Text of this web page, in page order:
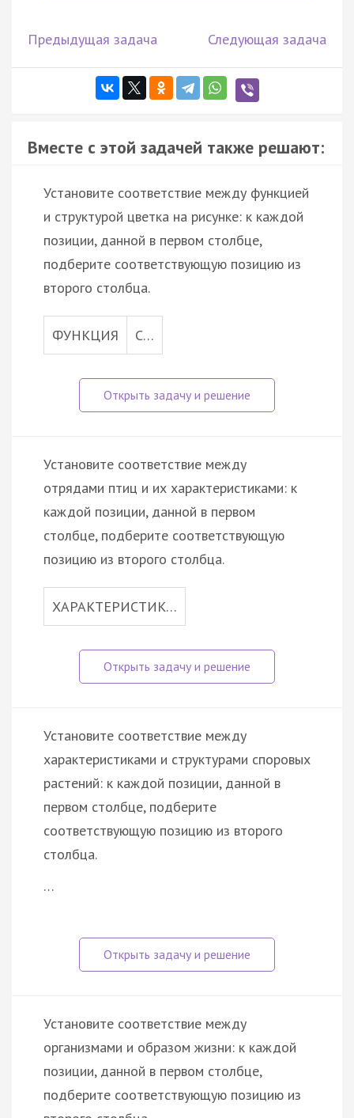
Предыдущая задача Следующая задача
Вместе с этой задачей также решают:
Установите соответствие между функцией
и структурой цветка на рисунке: к каждой
позиции, данной в первом столбце,
подберите соответствующую позицию из
второго столбца.
ФУНКЦИЯ С…
Установите соответствие между
отрядами птиц и их характеристиками: к
каждой позиции, данной в первом
столбце, подберите соответствующую
позицию из второго столбца.
ХАРАКТЕРИСТИК…
Установите соответствие между
характеристиками и структурами споровых
растений: к каждой позиции, данной в
первом столбце, подберите
соответствующую позицию из второго
столбца.
…
Установите соответствие между
организмами и образом жизни: к каждой
позиции, данной в первом столбце,
подберите соответствующую позицию из